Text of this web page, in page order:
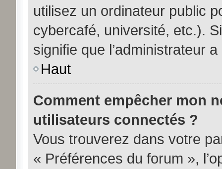
utilisez un ordinateur public
cybercafé, université, etc.).
signifie que l’administrateur
Haut
Comment empêcher mon
utilisateurs connectés ?
Vous trouverez dans votre
« Préférences du forum »,